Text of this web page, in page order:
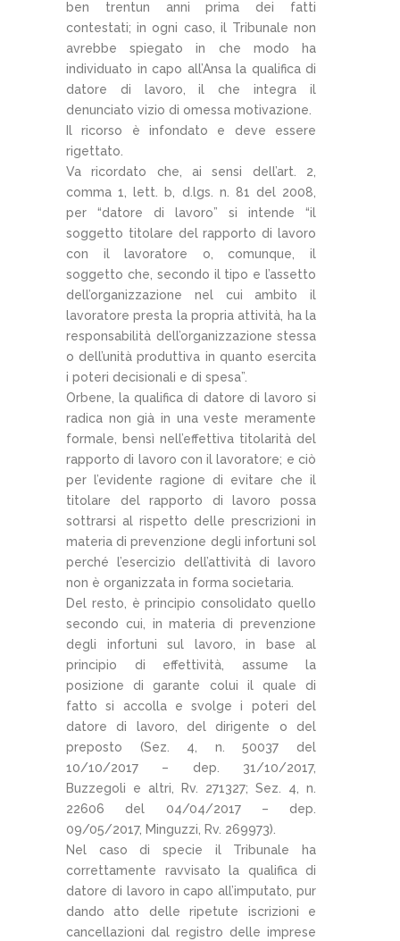
ben trentun anni prima dei fatti
contestati; in ogni caso, il Tribunale non
avrebbe spiegato in che modo ha
individuato in capo all’Ansa la qualifica di
datore di lavoro, il che integra il
denunciato vizio di omessa motivazione.
Il ricorso è infondato e deve essere
rigettato.
Va ricordato che, ai sensi dell’art. 2,
comma 1, lett. b, d.lgs. n. 81 del 2008,
per “datore di lavoro” si intende “il
soggetto titolare del rapporto di lavoro
con il lavoratore o, comunque, il
soggetto che, secondo il tipo e l’assetto
dell’organizzazione nel cui ambito il
lavoratore presta la propria attività, ha la
responsabilità dell’organizzazione stessa
o dell’unità produttiva in quanto esercita
i poteri decisionali e di spesa”.
Orbene, la qualifica di datore di lavoro si
radica non già in una veste meramente
formale, bensì nell’effettiva titolarità del
rapporto di lavoro con il lavoratore; e ciò
per l’evidente ragione di evitare che il
titolare del rapporto di lavoro possa
sottrarsi al rispetto delle prescrizioni in
materia di prevenzione degli infortuni sol
perché l’esercizio dell’attività di lavoro
non è organizzata in forma societaria.
Del resto, è principio consolidato quello
secondo cui, in materia di prevenzione
degli infortuni sul lavoro, in base al
principio di effettività, assume la
posizione di garante colui il quale di
fatto si accolla e svolge i poteri del
datore di lavoro, del dirigente o del
preposto (Sez. 4, n. 50037 del
10/10/2017 – dep. 31/10/2017,
Buzzegoli e altri, Rv. 271327; Sez. 4, n.
22606 del 04/04/2017 – dep.
09/05/2017, Minguzzi, Rv. 269973).
Nel caso di specie il Tribunale ha
correttamente ravvisato la qualifica di
datore di lavoro in capo all’imputato, pur
dando atto delle ripetute iscrizioni e
cancellazioni dal registro delle imprese